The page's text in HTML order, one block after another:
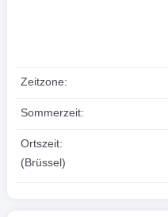
Zeitzone:
Sommerzeit:
Ortszeit:
(Brüssel)